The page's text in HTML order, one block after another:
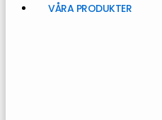
VÅRA PRODUKTER